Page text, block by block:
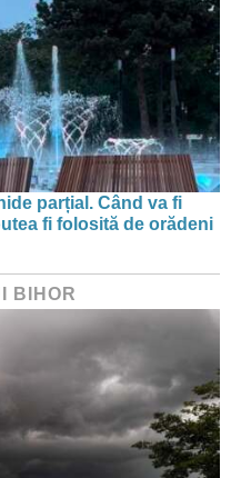
parțial. Când va fi
fi folosită de orădeni
BIHOR